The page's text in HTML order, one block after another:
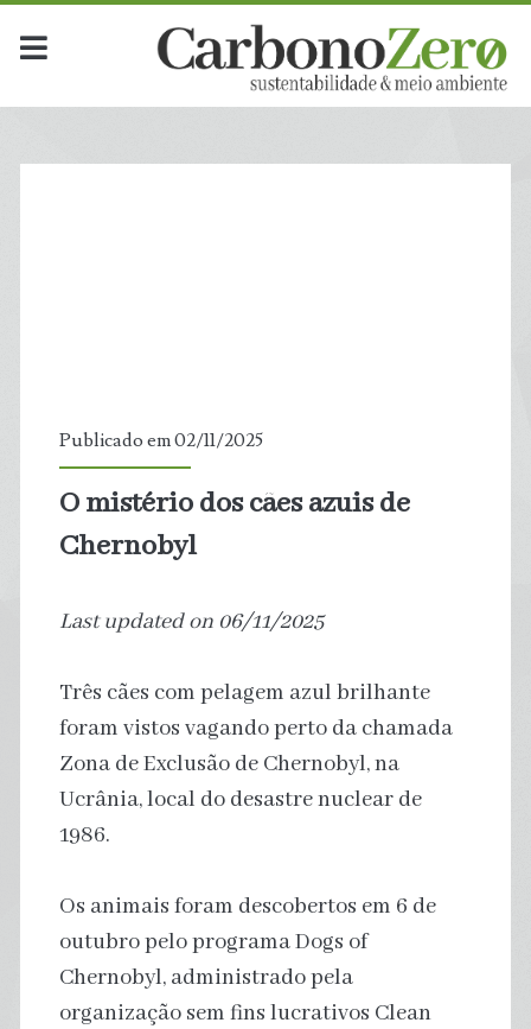
Publicado em 02/11/2025
O mistério dos cães azuis de
Chernobyl
Last updated on 06/11/2025
Três cães com pelagem azul brilhante
foram vistos vagando perto da chamada
Zona de Exclusão de Chernobyl, na
Ucrânia, local do desastre nuclear de
1986.
Os animais foram descobertos em 6 de
outubro pelo programa Dogs of
Chernobyl, administrado pela
organização sem fins lucrativos Clean